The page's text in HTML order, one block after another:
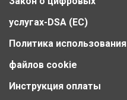
услугах-DSA (ЕС)
Политика использования
файлов cookie
Инструкция оплаты